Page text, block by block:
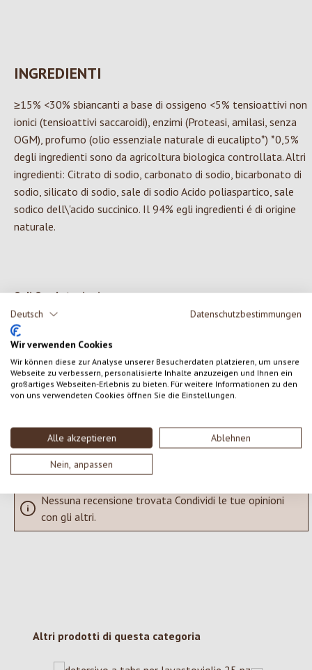
Deutsch Datenschutzbestimmungen
Wir verwenden Cookies
Wir können diese zur Analyse unserer Besucherdaten platzieren, um unsere
Webseite zu verbessern, personalisierte Inhalte anzuzeigen und Ihnen ein
großartiges Webseiten-Erlebnis zu bieten. Für weitere Informationen zu den
von uns verwendeten Cookies öffnen Sie die Einstellungen.
Alle akzeptieren Ablehnen
Nein, anpassen
INGREDIENTI
≥15% <30% sbiancanti a base di ossigeno <5% tensioattivi non
ionici (tensioattivi saccaroidi), enzimi (Proteasi, amilasi, senza
OGM), profumo (olio essenziale naturale di eucalipto*) *0,5%
degli ingredienti sono da agricoltura biologica controllata. Altri
ingredienti: Citrato di sodio, carbonato di sodio, bicarbonato di
sodio, silicato di sodio, sale di sodio Acido poliaspartico, sale
sodico dell\'acido succinico. Il 94% egli ingredienti é di origine
naturale.
0 di 0 valutazioni
Valutazione media di 0 su 5 stelle
Formula una valutazione!
Condividi le tue esperienze con il prodotto con altri clienti.
Visualizza le valutazioni solo nella lingua corrente.
Nessuna recensione trovata Condividi le tue opinioni
con gli altri.
Salta la galleria dei prodotti
Altri prodotti di questa categoria